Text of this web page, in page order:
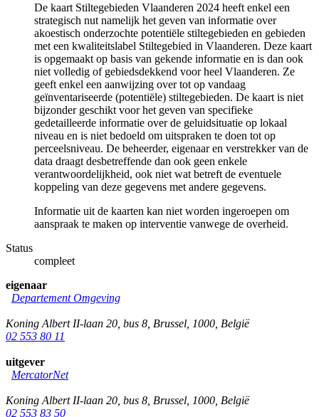
De kaart Stiltegebieden Vlaanderen 2024 heeft enkel een
strategisch nut namelijk het geven van informatie over
akoestisch onderzochte potentiële stiltegebieden en gebieden
met een kwaliteitslabel Stiltegebied in Vlaanderen. Deze kaart
is opgemaakt op basis van gekende informatie en is dan ook
niet volledig of gebiedsdekkend voor heel Vlaanderen. Ze
geeft enkel een aanwijzing over tot op vandaag
geïnventariseerde (potentiële) stiltegebieden. De kaart is niet
bijzonder geschikt voor het geven van specifieke
gedetailleerde informatie over de geluidsituatie op lokaal
niveau en is niet bedoeld om uitspraken te doen tot op
perceelsniveau. De beheerder, eigenaar en verstrekker van de
data draagt desbetreffende dan ook geen enkele
verantwoordelijkheid, ook niet wat betreft de eventuele
koppeling van deze gegevens met andere gegevens.
Informatie uit de kaarten kan niet worden ingeroepen om
aanspraak te maken op interventie vanwege de overheid.
Status
compleet
eigenaar
Departement Omgeving
Koning Albert II-laan 20, bus 8 Brussel 1000 België
02 553 80 11
uitgever
MercatorNet
Koning Albert II-laan 20, bus 8 Brussel 1000 België
02 553 83 50